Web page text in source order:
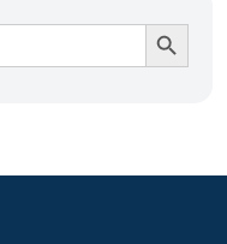
Ir